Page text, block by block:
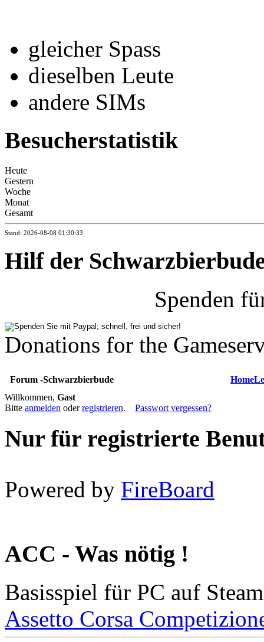
gleicher Spass
dieselben Leute
andere SIMs
Besucherstatistik
Heute
Gestern
Woche
Monat
Gesamt
Stand: 2026-08-08 01:30:33
Hilf der
Spenden
Donations for the
Forum -Schwarzbierbude Home
Willkommen, Gast
Bitte anmelden oderregistrieren. Passwort vergessen?
Nur für registrierte
Powered by FireBoard
ACC - Was nötig !
Basisspiel für PC auf
Assetto Corsa